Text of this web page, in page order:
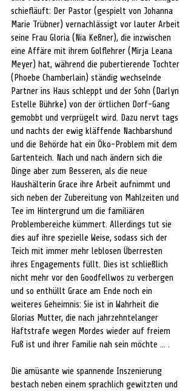
schiefläuft: Der Pastor (gespielt von Johanna
Marie Trübner) vernachlässigt vor lauter Arbeit
seine Frau Gloria (Nia Keßner), die inzwischen
eine Affäre mit ihrem Golflehrer (Mirja Leana
Meyer) hat, während die pubertierende Tochter
(Phoebe Chamberlain) ständig wechselnde
Partner ins Haus schleppt und der Sohn (Darlyn
Estelle Bührke) von der örtlichen Dorf-Gang
gemobbt und verprügelt wird. Dazu nervt tags
und nachts der ewig kläffende Nachbarshund
und die Behörde hat ein Öko-Problem mit dem
Gartenteich. Nach und nach ändern sich die
Dinge aber zum Besseren, als die neue
Haushälterin Grace ihre Arbeit aufnimmt und
sich neben der Zubereitung von Mahlzeiten und
Tee im Hintergrund um die familiären
Problembereiche kümmert. Allerdings tut sie
dies auf ihre spezielle Weise, sodass sich der
Teich mit immer mehr leblosen Überresten
ihres Engagements füllt. Dies ist schließlich
nicht mehr vor den Goodfellwos zu verbergen
und so enthüllt Grace am Ende noch ein
weiteres Geheimnis: Sie ist in Wahrheit die
Glorias Mutter, die nach jahrzehntelanger
Haftstrafe wegen Mordes wieder auf freiem
Fuß ist und ihrer Familie nah sein möchte … .
Die amüsante wie spannende Inszenierung
bestach neben einem sprachlich gewitzten und